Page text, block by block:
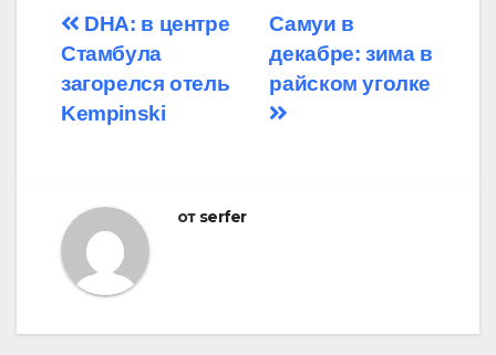
Навигация
по
записям
Самуи в
декабре: зима в
райском уголке
DHA: в центре
Стамбула
загорелся отель
Kempinski
от serfer